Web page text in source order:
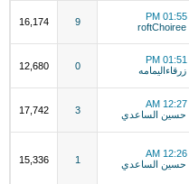
01:55 PM
roftChoiree
9
16,174
01:51 PM
زرقاءاليمامه 0
12,680
12:27 AM
حسين الساعدي 3
17,742
12:26 AM
حسين الساعدي 1
15,336